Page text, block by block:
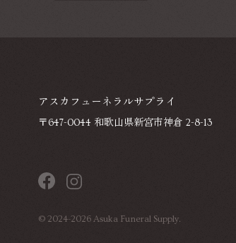
アスカフューネラルサプライ
〒647-0044 和歌山県新宮市神倉 2-8-13
© 2024-2026Asuka Funeral Supply.